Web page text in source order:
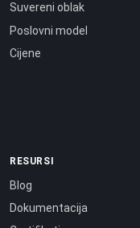
Suvereni oblak
Poslovni model
Cijene
RESURSI
Blog
Dokumentacija